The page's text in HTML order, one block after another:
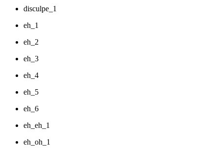
disculpe_1
eh_1
eh_2
eh_3
eh_4
eh_5
eh_6
eh_eh_1
eh_oh_1